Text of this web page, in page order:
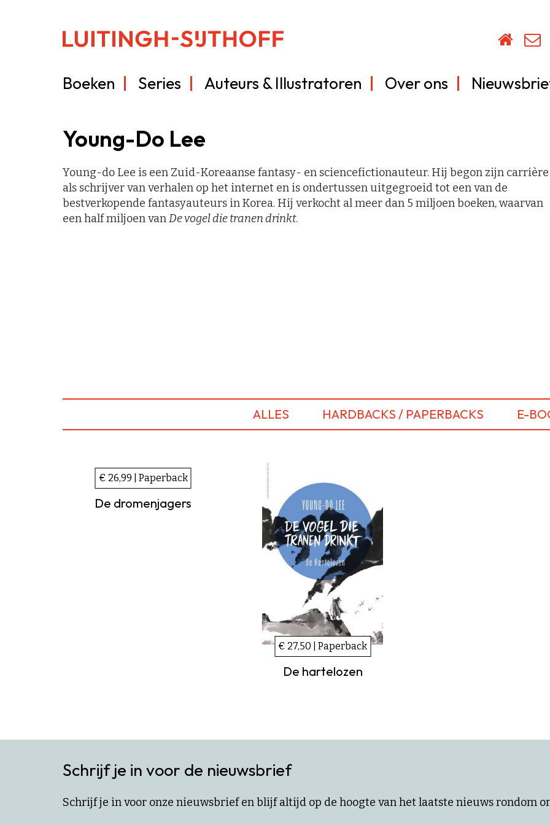
Boeken Series Auteurs & Illustratoren Over ons
Young-Do Lee
Young-do Lee is een Zuid-Koreaanse fantasy- en sciencefictionauteur. Hij begon zijn carrière
als schrijver van verhalen op het internet en is ondertussen uitgegroeid tot een van de
bestverkopende fantasyauteurs in Korea. Hij verkocht al meer dan 5 miljoen boeken, waarvan
een half miljoen vanDe vogel die tranen drinkt.
ALLES HARDBACKS / PAPERBACKS E-
€ 26,99 | Paperback
De dromenjagers
€ 27,50 | Paperback
De hartelozen
Schrijf je in voor de nieuwsbrief
Schrijf je in voor onze nieuwsbrief en blijf altijd op de hoogte van het laatste nieuws rondom